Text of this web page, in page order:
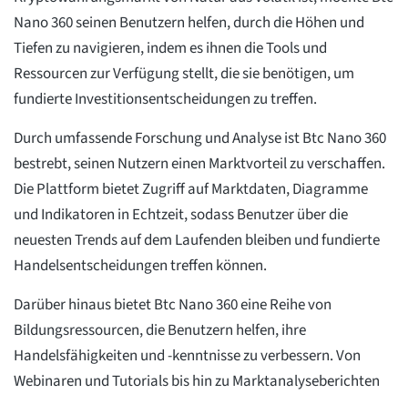
Nano 360 seinen Benutzern helfen, durch die Höhen und
Tiefen zu navigieren, indem es ihnen die Tools und
Ressourcen zur Verfügung stellt, die sie benötigen, um
fundierte Investitionsentscheidungen zu treffen.
Durch umfassende Forschung und Analyse ist Btc Nano 360
bestrebt, seinen Nutzern einen Marktvorteil zu verschaffen.
Die Plattform bietet Zugriff auf Marktdaten, Diagramme
und Indikatoren in Echtzeit, sodass Benutzer über die
neuesten Trends auf dem Laufenden bleiben und fundierte
Handelsentscheidungen treffen können.
Darüber hinaus bietet Btc Nano 360 eine Reihe von
Bildungsressourcen, die Benutzern helfen, ihre
Handelsfähigkeiten und -kenntnisse zu verbessern. Von
Webinaren und Tutorials bis hin zu Marktanalyseberichten